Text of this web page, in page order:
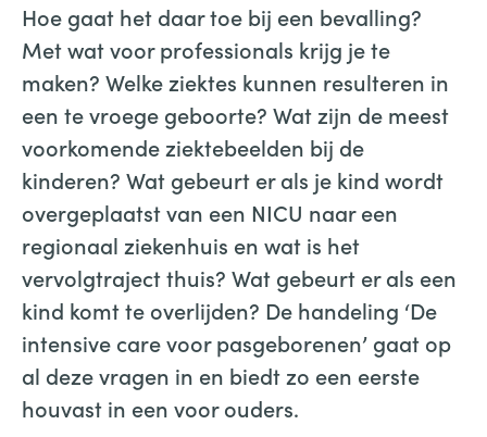
Hoe gaat het daar toe bij een bevalling?
Met wat voor professionals krijg je te
maken? Welke ziektes kunnen resulteren in
een te vroege geboorte? Wat zijn de meest
voorkomende ziektebeelden bij de
kinderen? Wat gebeurt er als je kind wordt
overgeplaatst van een NICU naar een
regionaal ziekenhuis en wat is het
vervolgtraject thuis? Wat gebeurt er als een
kind komt te overlijden? De handeling ‘De
intensive care voor pasgeborenen’ gaat op
al deze vragen in en biedt zo een eerste
houvast in een voor ouders.